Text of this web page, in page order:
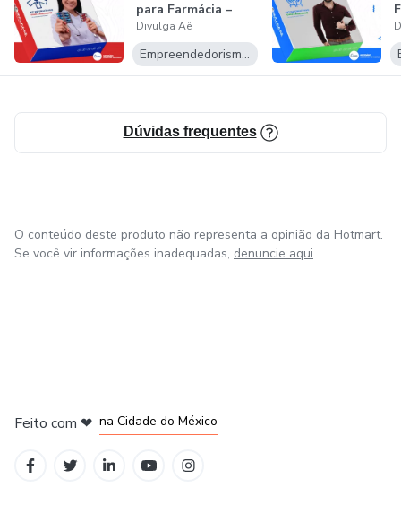
para Farmácia –
Drogaria...
Divulga Aê
Empreendedorismo Digital
Dúvidas frequentes
O conteúdo deste produto não representa a opinião da Hotmart.
Se você vir informações inadequadas, denuncie aqui
Feito com ❤ na Cidade do México